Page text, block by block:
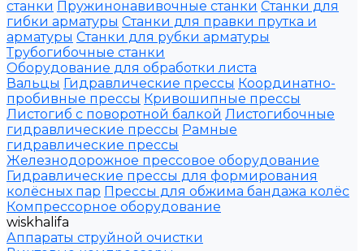
станки Пружинонавивочные станки Станки для
гибки арматуры Станки для правки прутка и
арматуры Станки для рубки арматуры
Трубогибочные станки
Оборудование для обработки листа
Вальцы Гидравлические прессы Координатно-
пробивные прессы Кривошипные прессы
Листогиб с поворотной балкой Листогибочные
гидравлические прессы Рамные
гидравлические прессы
Железнодорожное прессовое оборудование
Гидравлические прессы для формирования
колёсных пар Прессы для обжима бандажа колёс
Компрессорное оборудование
wiskhalifa
Аппараты струйной очистки